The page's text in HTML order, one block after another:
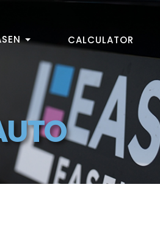
CALCULATOR